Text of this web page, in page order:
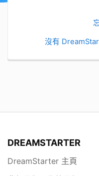
沒有
DREAMSTARTER
DreamStarter 主頁